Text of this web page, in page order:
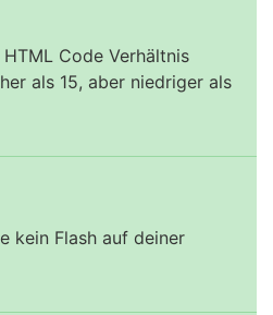
Code Verhältnis
als 15, aber niedriger als
kein Flash auf deiner